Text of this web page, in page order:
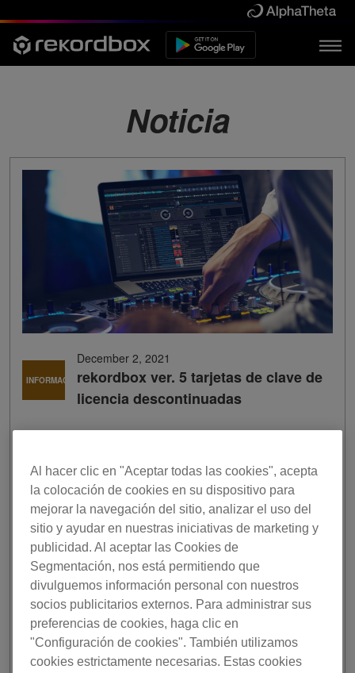
Noticia
INFORMACIÓN
December 2, 2021
rekordbox ver. 5 tarjetas de clave de
licencia descontinuadas
licencia. Por lo tanto, la tarjeta de clave de licencia para
rekordbox ver. 5, que estaba previamente empaquetada
con los productos seleccionados, ya no se incluirá con el
nuevo hardware fabricado.
Esto significa que parte de la información sobre la tarjeta
de clave de licencia o la clave de licencia descrita en el
manual de instrucciones y/o en el embalaje de estos
productos ya no es relevante. Sin embargo, ten la
seguridad de que puedes seguir utilizando todas las
funciones de rekordbox ver. 5 de forma gratuita
conectando el producto a la última versión de rekordbox.
Al hacer clic en "Aceptar todas las cookies", acepta
la colocación de cookies en su dispositivo para
mejorar la navegación del sitio, analizar el uso del
sitio y ayudar en nuestras iniciativas de marketing y
publicidad. Al aceptar las Cookies de
Segmentación, nos está permitiendo que
divulguemos información personal con nuestros
socios publicitarios externos. Para administrar sus
preferencias de cookies, haga clic en
"Configuración de cookies". También utilizamos
cookies estrictamente necesarias. Estas cookies